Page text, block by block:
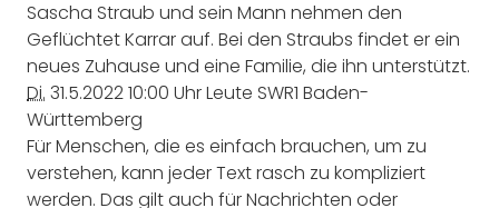
Sascha Straub und sein Mann nehmen den
Geflüchtet Karrar auf. Bei den Straubs findet er ein
neues Zuhause und eine Familie, die ihn unterstützt.
Di. 31.5.202210:00 UhrLeute SWR1 Baden-
Württemberg
Für Menschen, die es einfach brauchen, um zu
verstehen, kann jeder Text rasch zu kompliziert
werden. Das gilt auch für Nachrichten oder